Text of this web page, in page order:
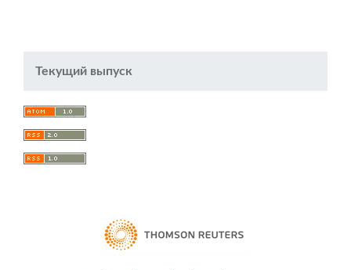
Текущий выпуск